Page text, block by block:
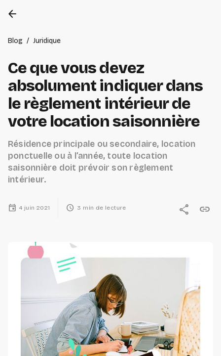
arrow_back
Blog / Juridique
Ce que vous devez
absolument indiquer dans
le règlement intérieur de
votre location saisonnière
Résidence principale ou secondaire, location
ponctuelle ou à l’année, toute location
saisonnière doit prévoir son règlement
intérieur.
event 4 juin 2021 schedule 3 min de lecture share link